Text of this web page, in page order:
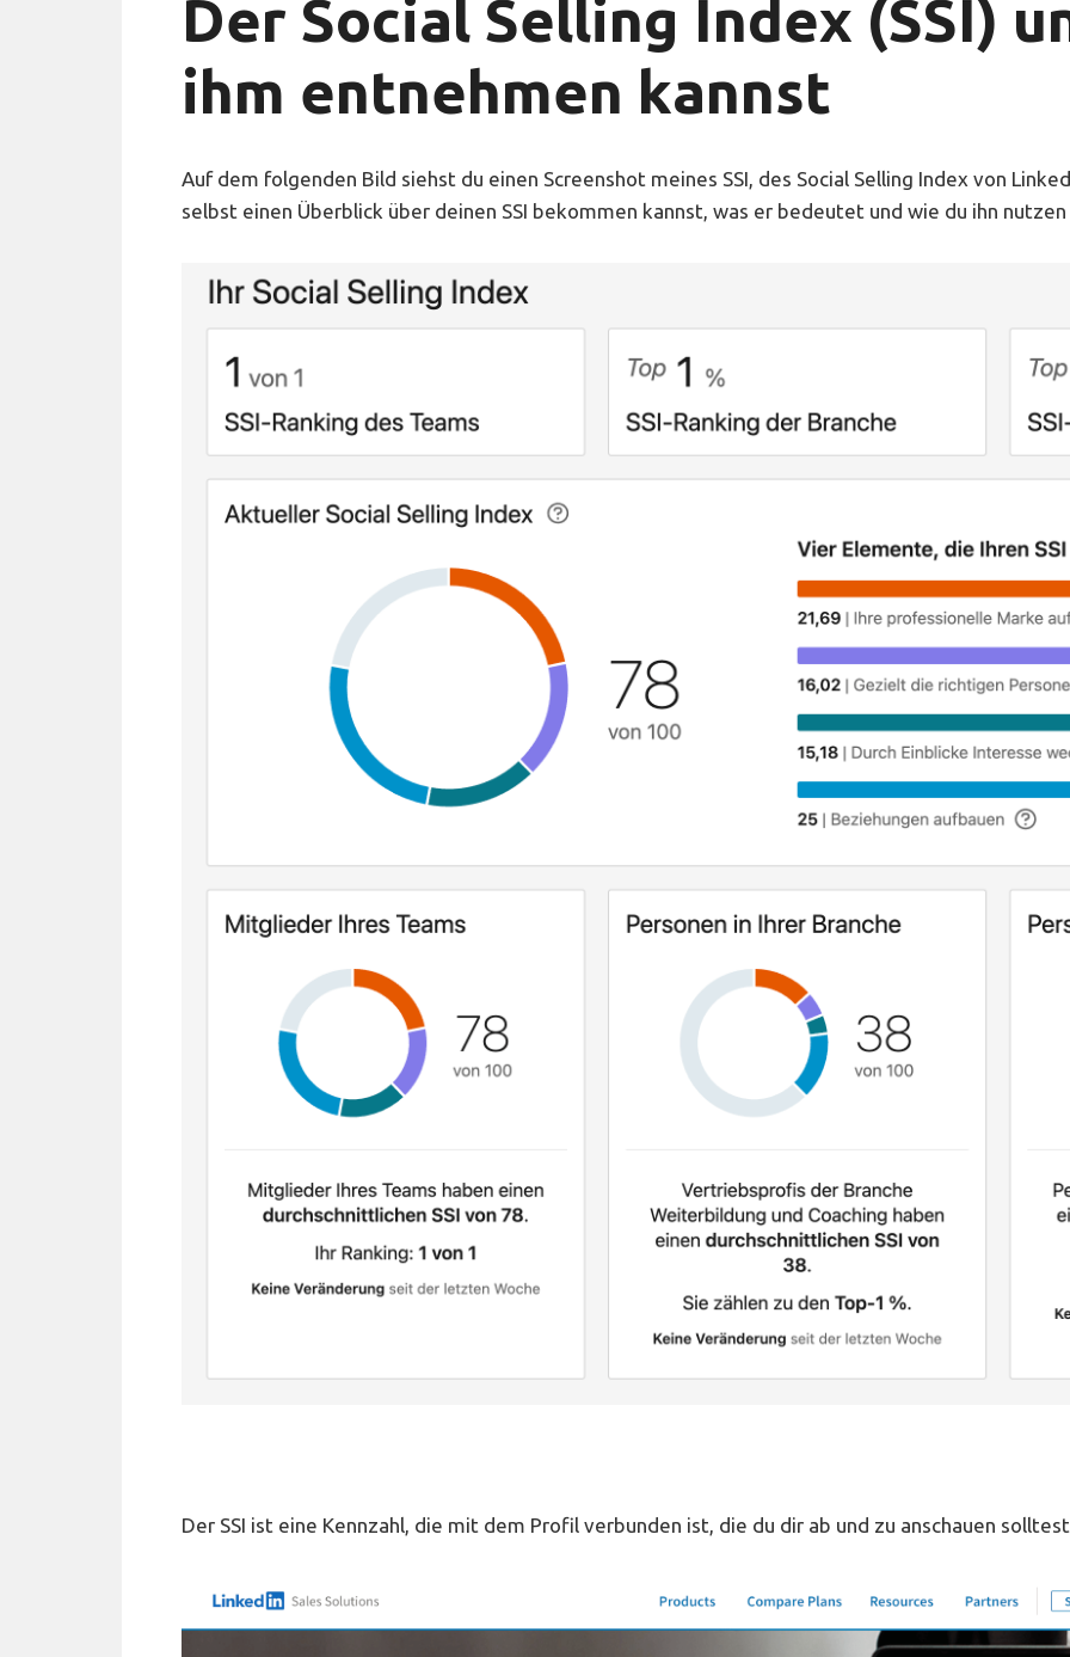
Der Social Selling Index (SSI)
ihm entnehmen kannst
Auf dem folgenden Bild siehst du einen Screenshot meines SSI, des Social Selling Index von
selbst einen Überblick über deinen SSI bekommen kannst, was er bedeutet und wie du ihn
Der SSI ist eine Kennzahl, die mit dem Profil verbunden ist, die du dir ab und zu anschauen